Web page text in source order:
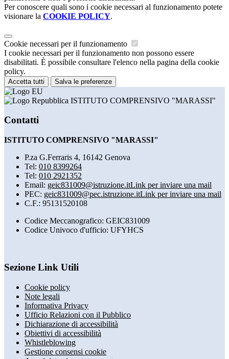
Per conoscere quali sono i cookie necessari al funzionamento potete
visionare la COOKIE POLICY.
Cookie necessari per il funzionamento
I cookie necessari per il funzionamento non possono essere
disabilitati. È possibile consultare l'elenco nella pagina della cookie
policy.
Accetta tutti Salva le preferenze
ISTITUTO COMPRENSIVO "MARASSI"
Contatti
ISTITUTO COMPRENSIVO "MARASSI"
P.za G.Ferraris 4, 16142 Genova
Tel: 010 8399264
Tel: 010 2921352
Email: geic831009@istruzione.itLink per inviare una mail
PEC: geic831009@pec.istruzione.itLink per inviare una mail
C.F.: 95131520108
Codice Meccanografico: GEIC831009
Codice Univoco d'ufficio: UFYHCS
Sezione Link Utili
Cookie policy
Note legali
Informativa Privacy
Ufficio Relazioni con il Pubblico
Dichiarazione di accessibilità
Obiettivi di accessibilità
Whistleblowing
Gestione consensi cookie